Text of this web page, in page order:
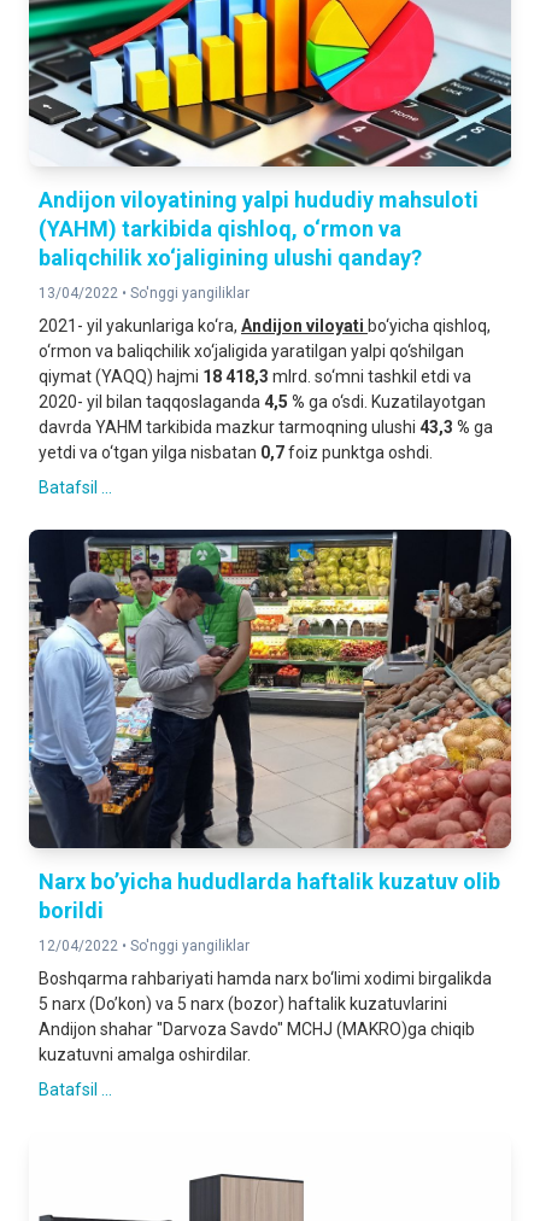
Andijon viloyatining yalpi hududiy mahsuloti
(YAHM) tarkibida qishloq, o‘rmon va
baliqchilik xo‘jaligining ulushi qanday?
13/04/2022 • So'nggi yangiliklar
2021- yil yakunlariga ko‘ra, Andijon viloyati bo‘yicha qishloq,
o‘rmon va baliqchilik xo‘jaligida yaratilgan yalpi qo‘shilgan
qiymat (YAQQ) hajmi 18 418,3 mlrd. so‘mni tashkil etdi va
2020- yil bilan taqqoslaganda 4,5 % ga o‘sdi. Kuzatilayotgan
davrda YAHM tarkibida mazkur tarmoqning ulushi 43,3 % ga
yetdi va o‘tgan yilga nisbatan 0,7foiz punktga oshdi.
Batafsil ...
Narx bo’yicha hududlarda haftalik kuzatuv olib
borildi
12/04/2022 • So'nggi yangiliklar
Boshqarma rahbariyati hamda narx bo‘limi xodimi birgalikda
5 narx (Do’kon) va 5 narx (bozor) haftalik kuzatuvlarini
Andijon shahar "Darvoza Savdo" MCHJ (MAKRO)ga chiqib
kuzatuvni amalga oshirdilar.
Batafsil ...